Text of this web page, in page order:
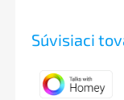
Súvisiaci